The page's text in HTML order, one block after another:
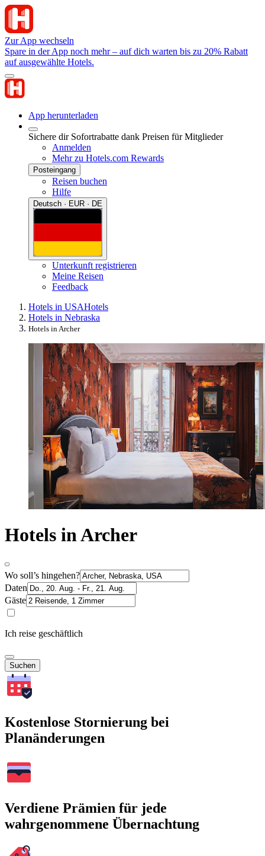
Zur App wechseln
Spare in der App noch mehr – auf dich warten bis zu 20% Rabatt
auf ausgewählte Hotels.
App herunterladen
Sichere dir Sofortrabatte dank Preisen für Mitglieder
Anmelden
Mehr zu Hotels.com Rewards
Posteingang
Reisen buchen
Hilfe
Deutsch · EUR · DE
Unterkunft registrieren
Meine Reisen
Feedback
Hotels in USAHotels
Hotels in Nebraska
Hotels in Archer
Hotels in Archer
Wo soll’s hingehen?
Daten
Gäste
Ich reise geschäftlich
Suchen
Kostenlose Stornierung bei
Planänderungen
Verdiene Prämien für jede
wahrgenommene Übernachtung